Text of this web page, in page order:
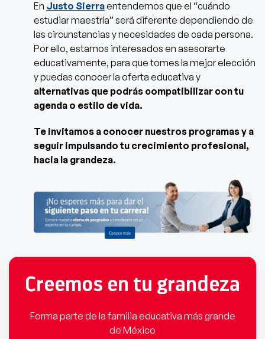
En Justo Sierraentendemos que el “cuándo
estudiar maestría” será diferente dependiendo de
las circunstancias y necesidades de cada persona.
Por ello, estamos interesados en asesorarte
educativamente, para que tomes la mejor elección
y puedas conocer la oferta educativa y
alternativas que podrás compatibilizar con tu
agenda o estilo de vida.
Te invitamos a conocer nuestros programas y a
seguir impulsando tu crecimiento profesional,
hacia la grandeza.
Creemos en tu grandeza
Forma parte de la familia educativa más grande
de México